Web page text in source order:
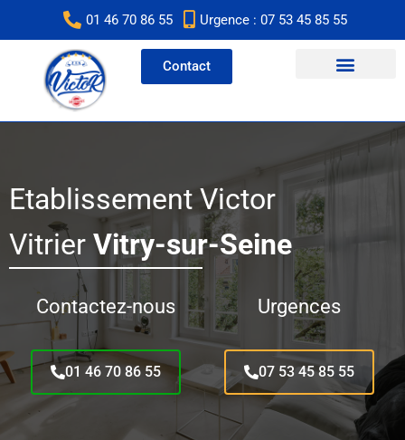
01 46 70 86 55 Urgence : 07 53 45 85 55
Contact
Etablissement Victor
Vitrier Vitry-sur-Seine
Contactez-nous
01 46 70 86 55
Urgences
07 53 45 85 55